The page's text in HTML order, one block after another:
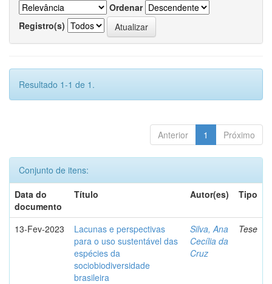
Ordenar
Registro(s)
Resultado 1-1 de 1.
Anterior 1 Próximo
Conjunto de itens:
Data do
documento
Título Autor(es) Tipo
13-Fev-2023
Lacunas e perspectivas
para o uso sustentável das
espécies da
sociobiodiversidade
brasileira
Silva, Ana
Cecília da
Cruz
Tese